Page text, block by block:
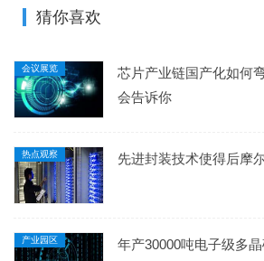
猜你喜欢
会议展览
芯片产业链国产化如何
会告诉你
热点观察 先进封装技术使得后摩
产业园区
年产30000吨电子级多